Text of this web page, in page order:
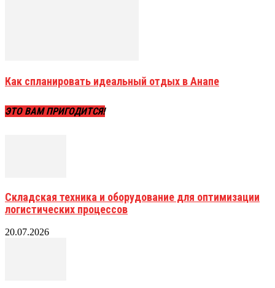
Как спланировать идеальный отдых в Анапе
ЭТО ВАМ ПРИГОДИТСЯ!
Складская техника и оборудование для оптимизации
логистических процессов
20.07.2026